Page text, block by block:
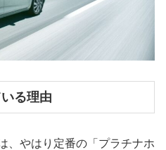
る理由
、やはり定番の「プラチナホ